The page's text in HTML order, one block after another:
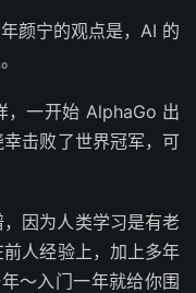
颜宁的观点是，AI 的
，一开始 AlphaGo 出
击败了世界冠军，可
因为人类学习是有老
人经验上，加上多年
～入门一年就给你围